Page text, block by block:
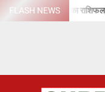
SkipFLASH NEWS
जानें आज का राशिफल, किस